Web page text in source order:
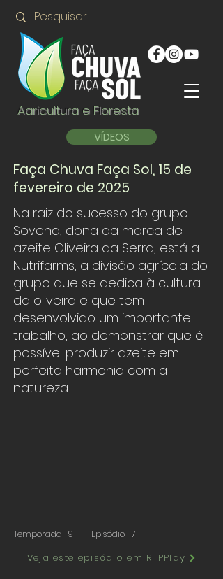
Agricultura e Floresta
VÍDEOS
Faça Chuva Faça Sol, 15 de
fevereiro de 2025
Na raiz do sucesso do grupo
Sovena, dona da marca de
azeite Oliveira da Serra, está a
Nutrifarms, a divisão agrícola do
grupo que se dedica à cultura
da oliveira e que tem
desenvolvido um importante
trabalho, ao demonstrar que é
possível produzir azeite em
perfeita harmonia com a
natureza.
Temporada 9 Episódio 7
Veja este episódio em RTPPlay